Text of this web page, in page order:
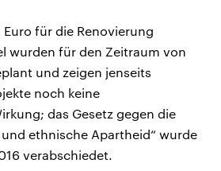
für die Renovierung
wurden für den Zeitraum von
und zeigen jenseits
noch keine
das Gesetz gegen die
ethnische Apartheid“ wurde
verabschiedet.